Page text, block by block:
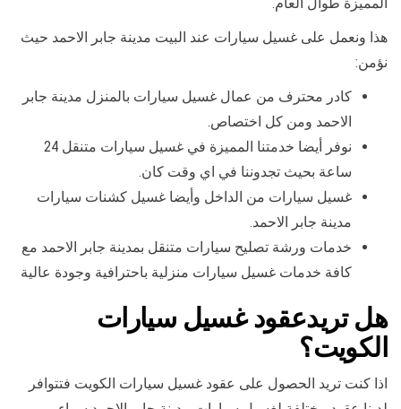
هذا ونعمل على غسيل سيارات عند البيت مدينة جابر الاحمد حيث
نؤمن:
كادر محترف من عمال غسيل سيارات بالمنزل مدينة جابر
الاحمد ومن كل اختصاص.
نوفر أيضا خدمتنا المميزة في غسيل سيارات متنقل 24
ساعة بحيث تجدوننا في اي وقت كان.
غسيل سيارات من الداخل وأيضا غسيل كشنات سيارات
مدينة جابر الاحمد.
خدمات ورشة تصليح سيارات متنقل بمدينة جابر الاحمد مع
كافة خدمات غسيل سيارات منزلية باحترافية وجودة عالية
هل تريدعقود غسيل سيارات
الكويت؟
اذا كنت تريد الحصول على عقود غسيل سيارات الكويت فتتوافر